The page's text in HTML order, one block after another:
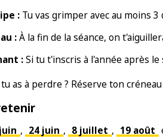
: Tu vas grimper avec au moins
:À la fin de la séance, on
:Si tu t'inscris à l'année après le
as à perdre ? Réserve ton
, 24 juin , 8 juillet , 19 août